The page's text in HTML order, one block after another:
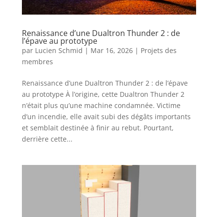
Renaissance d’une Dualtron Thunder 2 : de
l’épave au prototype
par Lucien Schmid | Mar 16, 2026| Projets des
membres
Renaissance d’une Dualtron Thunder 2 : de l’épave
au prototype À l’origine, cette Dualtron Thunder 2
n’était plus qu’une machine condamnée. Victime
d’un incendie, elle avait subi des dégâts importants
et semblait destinée à finir au rebut. Pourtant,
derrière cette...